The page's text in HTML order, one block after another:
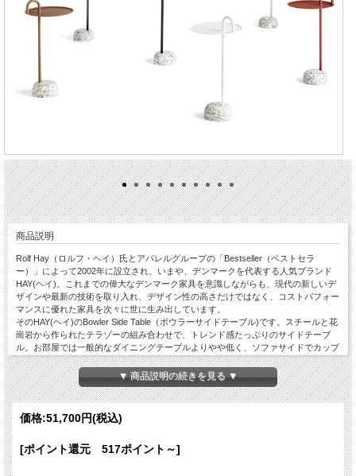
商品説明
Rolf Hay（ロルフ・ヘイ）氏とアパレルグループの「Bestseller（ベストセラ
ー）」によって2002年に設立され、いまや、デンマークを代表する人気ブランド
HAY(ヘイ)。これまでの偉大なデンマーク家具を意識しながらも、現代の新しいデ
ザインや最新の技術を取り入れ、デザイン性の高さだけではなく、コストパフォー
マンスに優れた家具を次々に世に生み出しています。
そのHAY(ヘイ)のBowler Side Table（ボウラーサイドテーブル)です。スチールと花
崗岩から作られたテラゾーの組み合わせで、トレンド感たっぷりのサイドテーブ
ル。お部屋では一般的なダイニングテーブルよりやや低く、ソファサイドでカップ
などを置くのにちょうどいい高さです。パウダーコート加工のため屋外でも錆びに
くく、傘の柄のような取っ手が付いていて持ち運びしやすいデザインになっていま
す。
◆カラー：Black（ブラック）、Cream White（クリームホワイト）、Fir
Green（フィルグリーン）、Pale Brown（ペールブラウン）、Tile Red（タイルレ
ッド）、Beige（ベージュ）からお選びいただけます。
▼ 商品説明の続きを見る ▼
価格:51,700円(税込)
[ポイント還元 517ポイント～]